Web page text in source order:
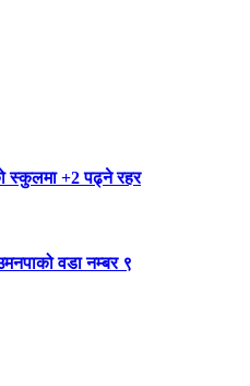
स्कुलमा +2 पढ्ने रहर
वडा नम्बर ९